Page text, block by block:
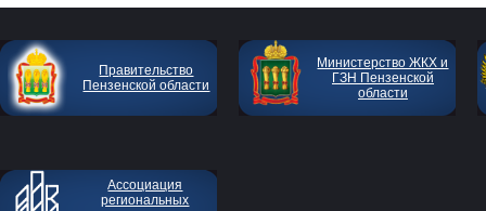
Правительство
Пензенской области
Министерство ЖКХ и
ГЗН Пензенской
области
Ассоциация
региональных